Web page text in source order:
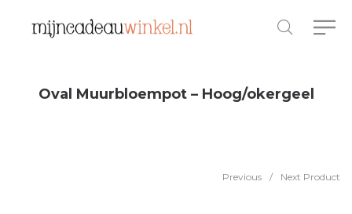
Oval Muurbloempot – Hoog/okergeel
Previous / Next Product